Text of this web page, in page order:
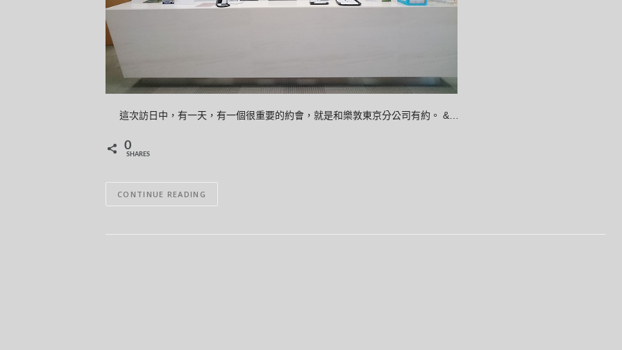
這次訪日中，有一天，有一個很重要的約會，就是和樂敦東京分公司有約。 &…
0
SHARES
CONTINUE READING